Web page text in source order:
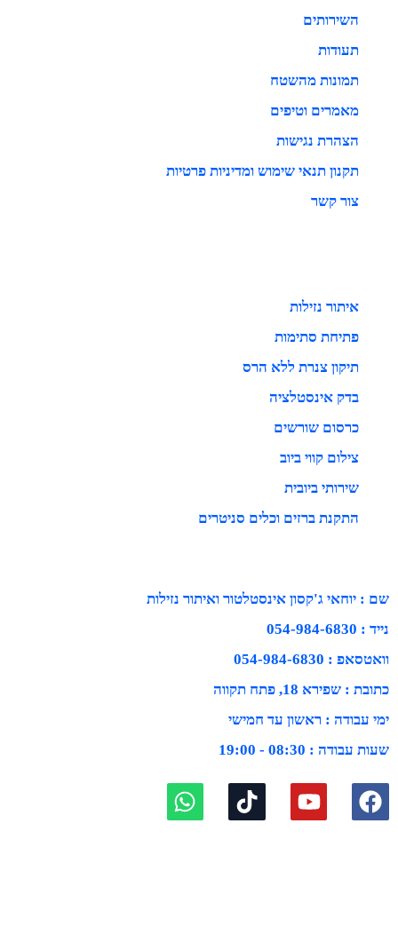
השירותים
תעודות
תמונות מהשטח
מאמרים וטיפים
הצהרת נגישות
תקנון תנאי שימוש ומדיניות פרטיות
צור קשר
איתור נזילות
פתיחת סתימות
תיקון צנרת ללא הרס
בדק אינסטלציה
כרסום שורשים
צילום קווי ביוב
שירותי ביובית
התקנת ברזים וכלים סניטרים
שם : יוחאי ג'קסון אינסטלטור ואיתור נזילות
נייד : 054-984-6830
וואטסאפ : 054-984-6830
כתובת : שפירא 18, פתח תקווה
ימי עבודה : ראשון עד חמישי
שעות עבודה : 08:30 - 19:00